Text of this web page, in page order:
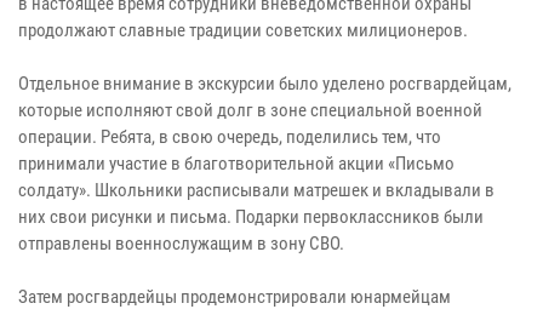
продолжают славные традиции советских милиционеров.
Отдельное внимание в экскурсии было уделено росгвардейцам,
которые исполняют свой долг в зоне специальной военной
операции. Ребята, в свою очередь, поделились тем, что
принимали участие в благотворительной акции «Письмо
солдату». Школьники расписывали матрешек и вкладывали в
них свои рисунки и письма. Подарки первоклассников были
отправлены военнослужащим в зону СВО.
Затем росгвардейцы продемонстрировали юнармейцам